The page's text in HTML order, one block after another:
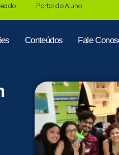
Portal do Aluno
Conteúdos Fale